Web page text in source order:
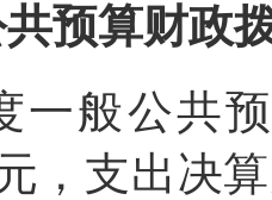
预算财政
一般公共
，支出决